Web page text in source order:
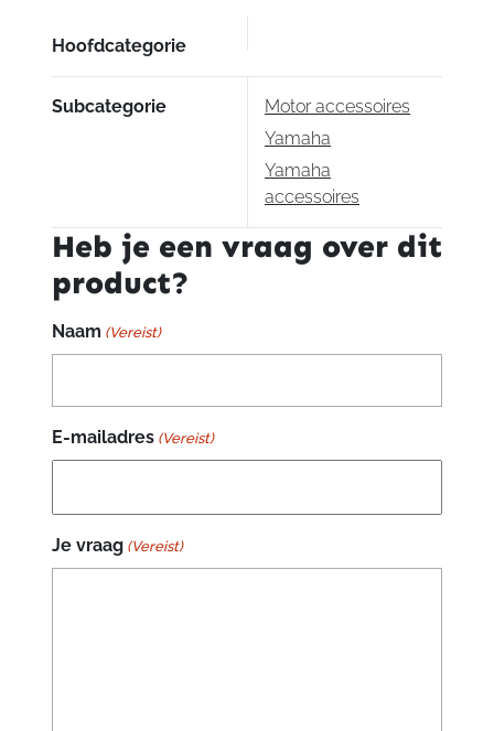
Hoofdcategorie
Subcategorie
Motor accessoires
Yamaha
Yamaha
accessoires
Heb je een vraag over dit
product?
Naam (Vereist)
E-mailadres (Vereist)
Je vraag (Vereist)